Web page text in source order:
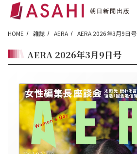
HOME 雑誌 AERA AERA 2026年3月9日号
AERA 2026年3月9日号